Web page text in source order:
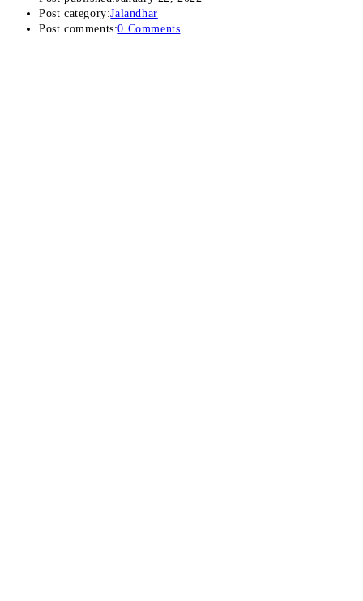
Post category:Jalandhar
Post comments:0 Comments